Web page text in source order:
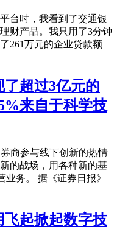
台时，我看到了交通银
财产品。我只用了3分钟
261万元的企业贷款额
超过3亿元的
来自于科学技
商参与线下创新的热情
的战场，用各种新的基
务。 据《证券日报》
飞起掀起数字技